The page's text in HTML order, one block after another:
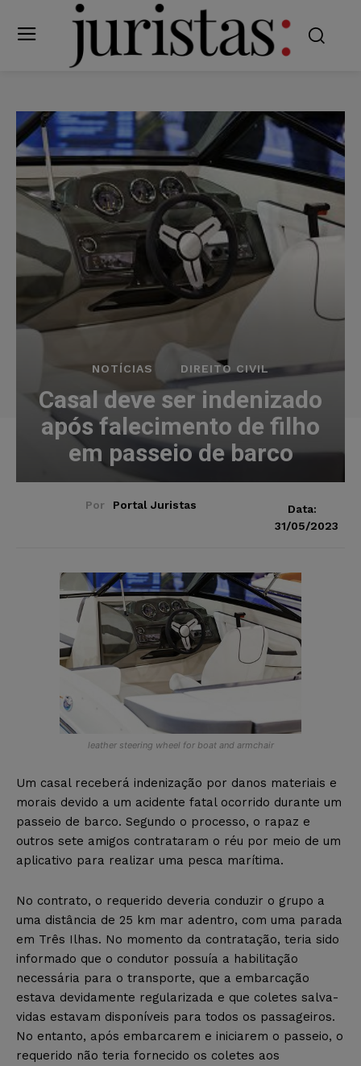
NOTÍCIAS DIREITO CIVIL
Casal deve ser indenizado
após falecimento de filho
em passeio de barco
Por Portal Juristas
Data:
31/05/2023
leather steering wheel for boat and armchair
Um casal receberá indenização por danos materiais e
morais devido a um acidente fatal ocorrido durante um
passeio de barco. Segundo o processo, o rapaz e
outros sete amigos contrataram o réu por meio de um
aplicativo para realizar uma pesca marítima.
No contrato, o requerido deveria conduzir o grupo a
uma distância de 25 km mar adentro, com uma parada
em Três Ilhas. No momento da contratação, teria sido
informado que o condutor possuía a habilitação
necessária para o transporte, que a embarcação
estava devidamente regularizada e que coletes salva-
vidas estavam disponíveis para todos os passageiros.
No entanto, após embarcarem e iniciarem o passeio, o
requerido não teria fornecido os coletes aos